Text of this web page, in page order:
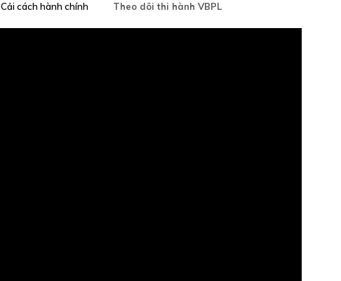
Cải cách hành chính Theo dõi thi hành VBPL